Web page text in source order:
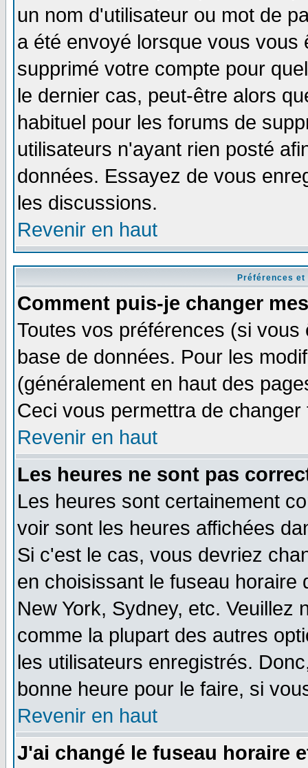
un nom d'utilisateur ou mot de
a été envoyé lorsque vous
supprimé votre compte pour
le dernier cas, peut-être alors
habituel pour les forums de
utilisateurs n'ayant rien posté
données. Essayez de vous
les discussions.
Revenir en haut
Préférences
Comment puis-je changer
Toutes vos préférences (si
base de données. Pour les
(généralement en haut des
Ceci vous permettra de
Revenir en haut
Les heures ne sont pas
Les heures sont certainement
voir sont les heures affichées
Si c'est le cas, vous devriez
en choisissant le fuseau
New York, Sydney, etc. Veuillez
comme la plupart des autres
les utilisateurs enregistrés.
bonne heure pour le faire, si
Revenir en haut
J'ai changé le fuseau horaire